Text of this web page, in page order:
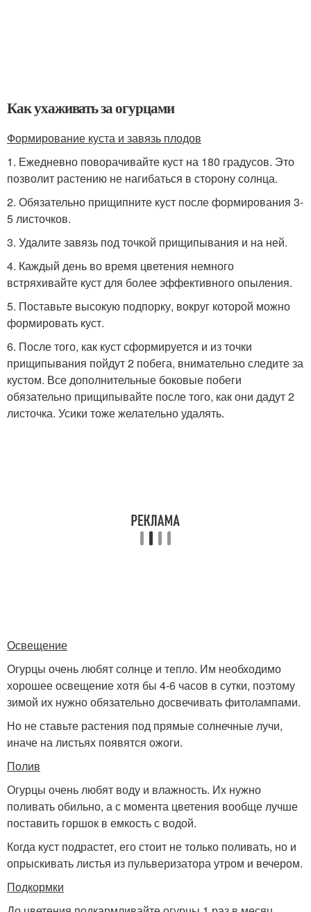
Как ухаживать за огурцами
Формирование куста и завязь плодов
1. Ежедневно поворачивайте куст на 180 градусов. Это
позволит растению не нагибаться в сторону солнца.
2. Обязательно прищипните куст после формирования 3-
5 листочков.
3. Удалите завязь под точкой прищипывания и на ней.
4. Каждый день во время цветения немного
встряхивайте куст для более эффективного опыления.
5. Поставьте высокую подпорку, вокруг которой можно
формировать куст.
6. После того, как куст сформируется и из точки
прищипывания пойдут 2 побега, внимательно следите за
кустом. Все дополнительные боковые побеги
обязательно прищипывайте после того, как они дадут 2
листочка. Усики тоже желательно удалять.
Освещение
Огурцы очень любят солнце и тепло. Им необходимо
хорошее освещение хотя бы 4-6 часов в сутки, поэтому
зимой их нужно обязательно досвечивать фитолампами.
Но не ставьте растения под прямые солнечные лучи,
иначе на листьях появятся ожоги.
Полив
Огурцы очень любят воду и влажность. Их нужно
поливать обильно, а с момента цветения вообще лучше
поставить горшок в емкость с водой.
Когда куст подрастет, его стоит не только поливать, но и
опрыскивать листья из пульверизатора утром и вечером.
Подкормки